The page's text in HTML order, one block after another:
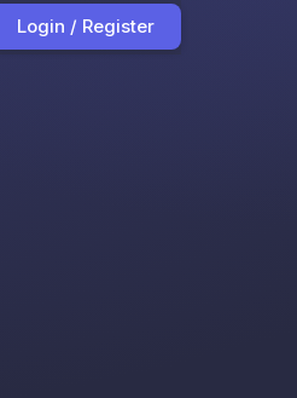
Login / Register